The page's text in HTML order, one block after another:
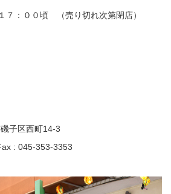
：００頃 （売り切れ次第閉店）
子区西町14-3
: 045-353-3353